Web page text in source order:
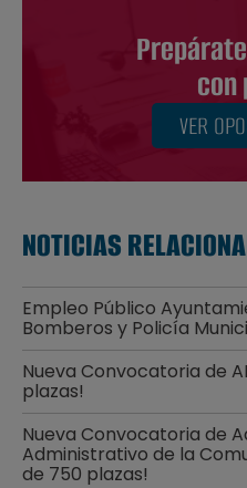
con
VER
NOTICIAS
Empleo Público
Bomberos y Policía
Nueva Convocatoria de
plazas!
Nueva Convocatoria de
Administrativo de la
de 750 plazas!